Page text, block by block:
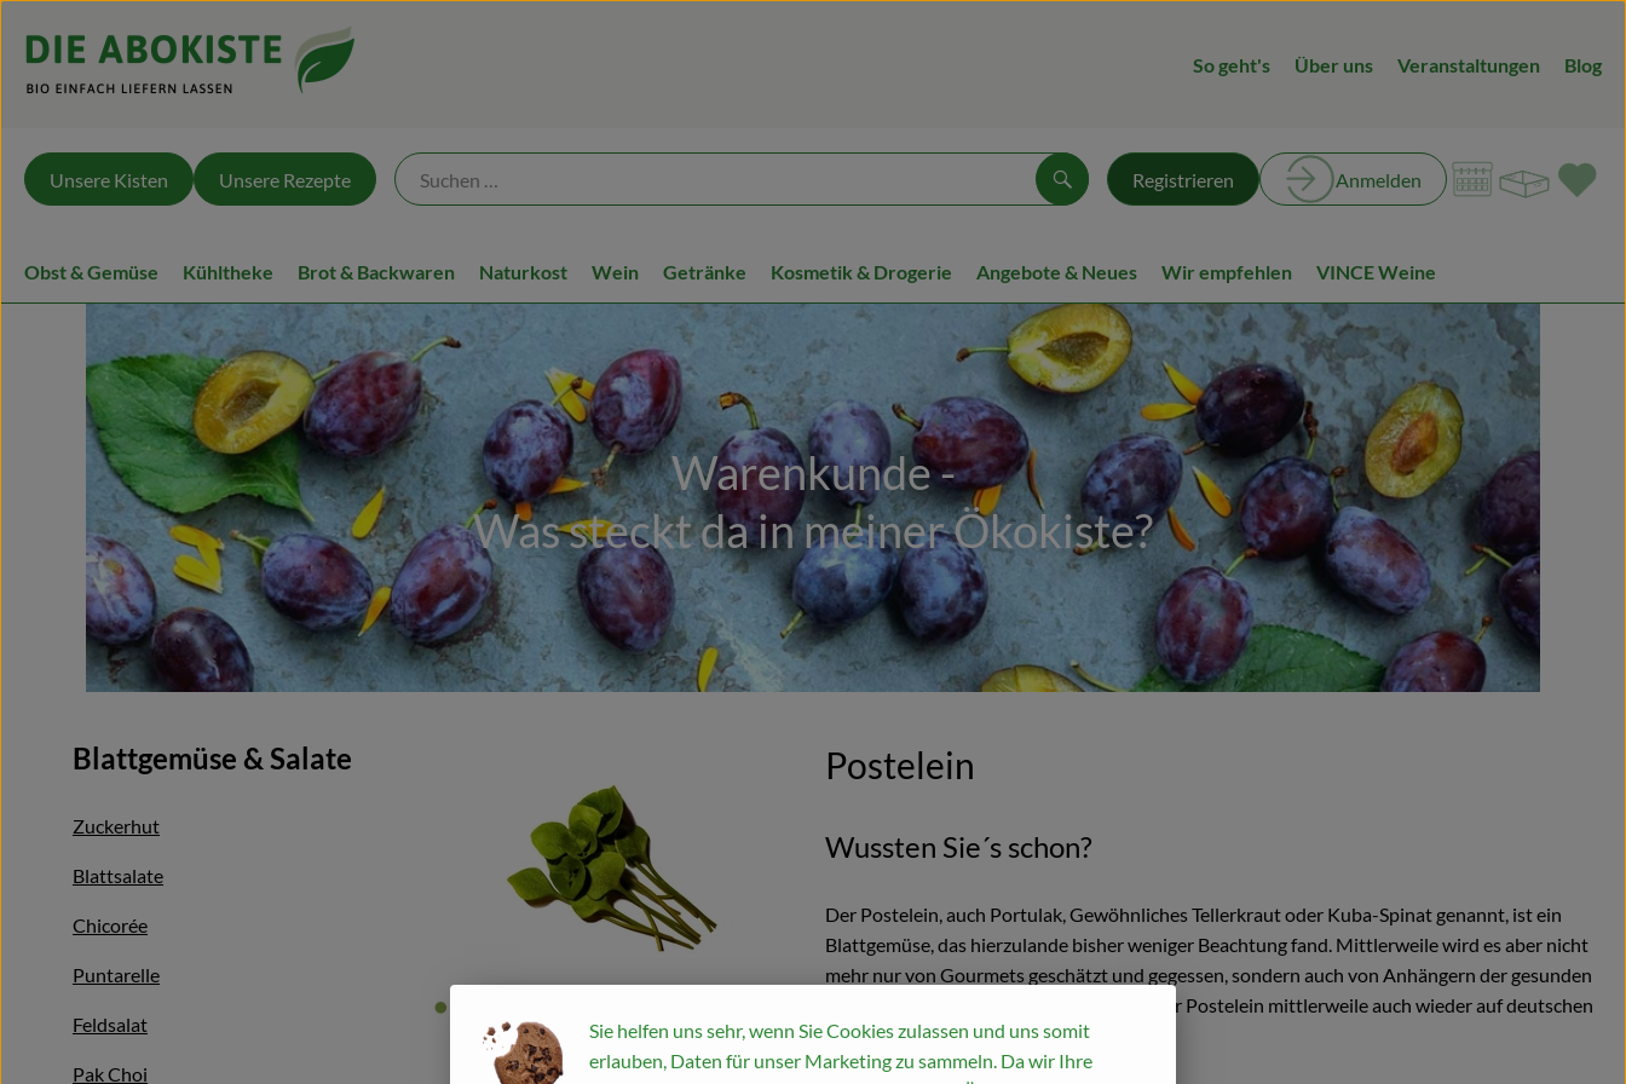
So geht's Über uns Veranstaltungen Blog
Registrieren Anmelden
Suchen
Unsere Kisten Unsere Rezepte
Obst & Gemüse Kühltheke Brot & Backwaren Naturkost Wein Getränke Kosmetik & Drogerie Angebote & Neues Wir empfehlen VINCE Weine
Warenkunde -
Was steckt da in meiner Ökokiste?
Blattgemüse & Salate
Zuckerhut
Blattsalate
Chicorée
Puntarelle
Feldsalat
Pak Choi
Postelein
Wussten Sie´s schon?
Der Postelein, auch Portulak, Gewöhnliches Tellerkraut oder Kuba-Spinat genannt, ist ein
Blattgemüse, das hierzulande bisher weniger Beachtung fand. Mittlerweile wird es aber nicht
mehr nur von Gourmets geschätzt und gegessen, sondern auch von Anhängern der gesunden
Küche beachtet. Aus diesem Grunde ist der Postelein mittlerweile auch wieder auf deutschen
Märkten zu bekommen.
Sie helfen uns sehr, wenn Sie Cookies zulassen und uns somit
erlauben, Daten für unser Marketing zu sammeln. Da wir Ihre